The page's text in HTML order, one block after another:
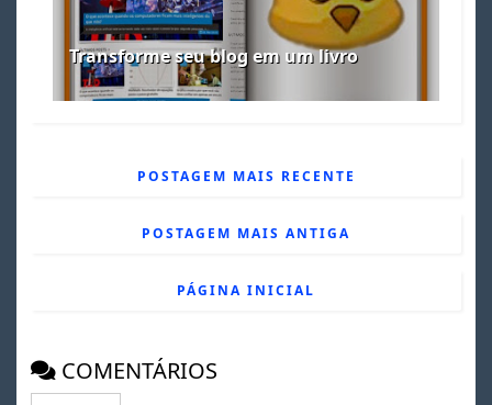
Transforme seu blog em um livro
POSTAGEM MAIS RECENTE
POSTAGEM MAIS ANTIGA
PÁGINA INICIAL
COMENTÁRIOS